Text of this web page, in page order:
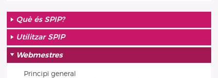
Què és SPIP?
Utilitzar SPIP
Webmestres
Principi general